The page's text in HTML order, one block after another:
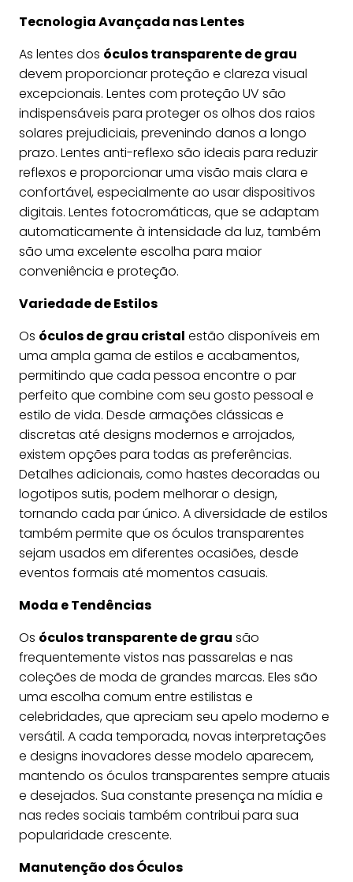
Tecnologia Avançada nas Lentes
As lentes dos óculos transparente de grau
devem proporcionar proteção e clareza visual
excepcionais. Lentes com proteção UV são
indispensáveis para proteger os olhos dos raios
solares prejudiciais, prevenindo danos a longo
prazo. Lentes anti-reflexo são ideais para reduzir
reflexos e proporcionar uma visão mais clara e
confortável, especialmente ao usar dispositivos
digitais. Lentes fotocromáticas, que se adaptam
automaticamente à intensidade da luz, também
são uma excelente escolha para maior
conveniência e proteção.
Variedade de Estilos
Os óculos de grau cristal estão disponíveis em
uma ampla gama de estilos e acabamentos,
permitindo que cada pessoa encontre o par
perfeito que combine com seu gosto pessoal e
estilo de vida. Desde armações clássicas e
discretas até designs modernos e arrojados,
existem opções para todas as preferências.
Detalhes adicionais, como hastes decoradas ou
logotipos sutis, podem melhorar o design,
tornando cada par único. A diversidade de estilos
também permite que os óculos transparentes
sejam usados em diferentes ocasiões, desde
eventos formais até momentos casuais.
Moda e Tendências
Os óculos transparente de grau são
frequentemente vistos nas passarelas e nas
coleções de moda de grandes marcas. Eles são
uma escolha comum entre estilistas e
celebridades, que apreciam seu apelo moderno e
versátil. A cada temporada, novas interpretações
e designs inovadores desse modelo aparecem,
mantendo os óculos transparentes sempre atuais
e desejados. Sua constante presença na mídia e
nas redes sociais também contribui para sua
popularidade crescente.
Manutenção dos Óculos